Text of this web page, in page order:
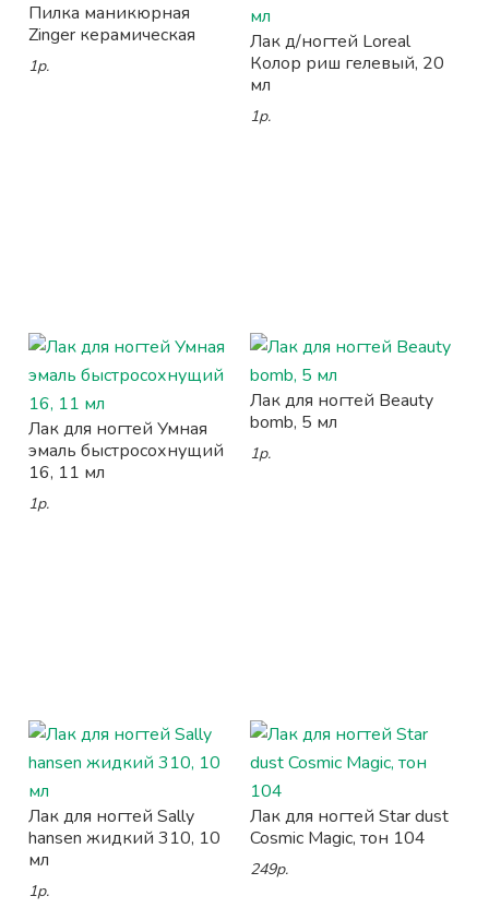
Пилка маникюрная
Zinger керамическая
1р.
Лак д/ногтей Loreal
Колор риш гелевый, 20
мл
1р.
Лак для ногтей Умная
эмаль быстросохнущий
16, 11 мл
1р.
Лак для ногтей Beauty
bomb, 5 мл
1р.
Лак для ногтей Sally
hansen жидкий 310, 10
мл
1р.
Лак для ногтей Star dust
Cosmic Magic, тон 104
249р.